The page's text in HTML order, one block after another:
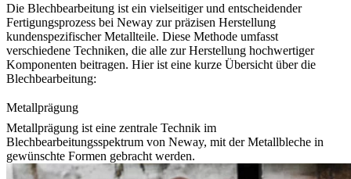
Die Blechbearbeitung ist ein vielseitiger und entscheidender
Fertigungsprozess bei Neway zur präzisen Herstellung
kundenspezifischer Metallteile. Diese Methode umfasst
verschiedene Techniken, die alle zur Herstellung hochwertiger
Komponenten beitragen. Hier ist eine kurze Übersicht über die
Blechbearbeitung:
Metallprägung
Metallprägung ist eine zentrale Technik im
Blechbearbeitungsspektrum von Neway, mit der Metallbleche in
gewünschte Formen gebracht werden.